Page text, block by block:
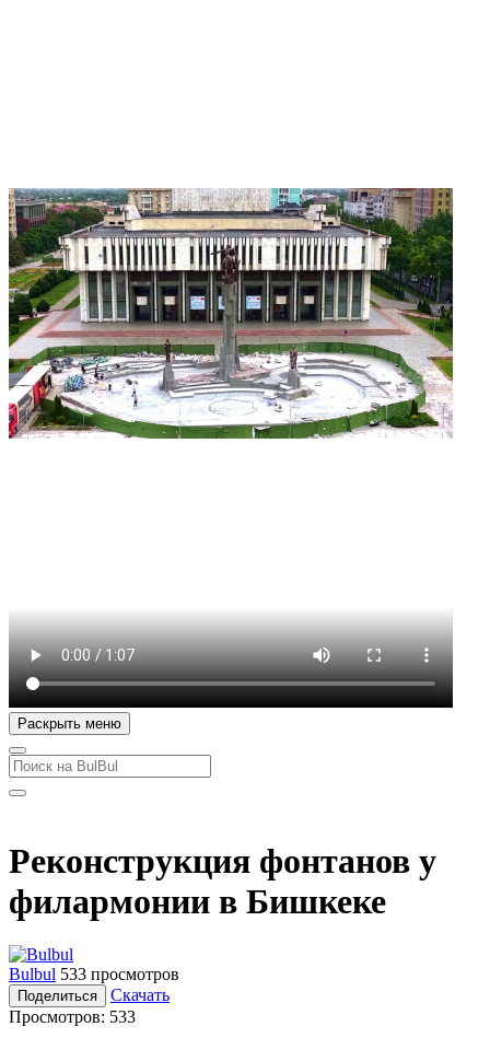
Раскрыть меню
Реконструкция фонтанов у
филармонии в Бишкеке
Bulbul 533 просмотров
Поделиться
Скачать
Просмотров: 533